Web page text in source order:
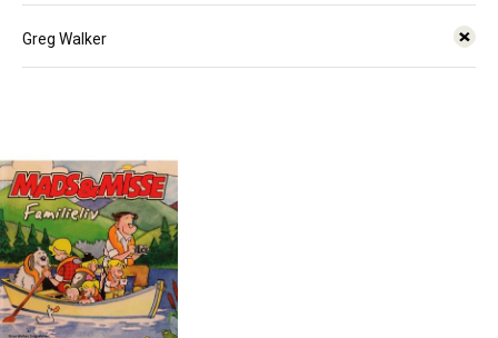
Greg Walker